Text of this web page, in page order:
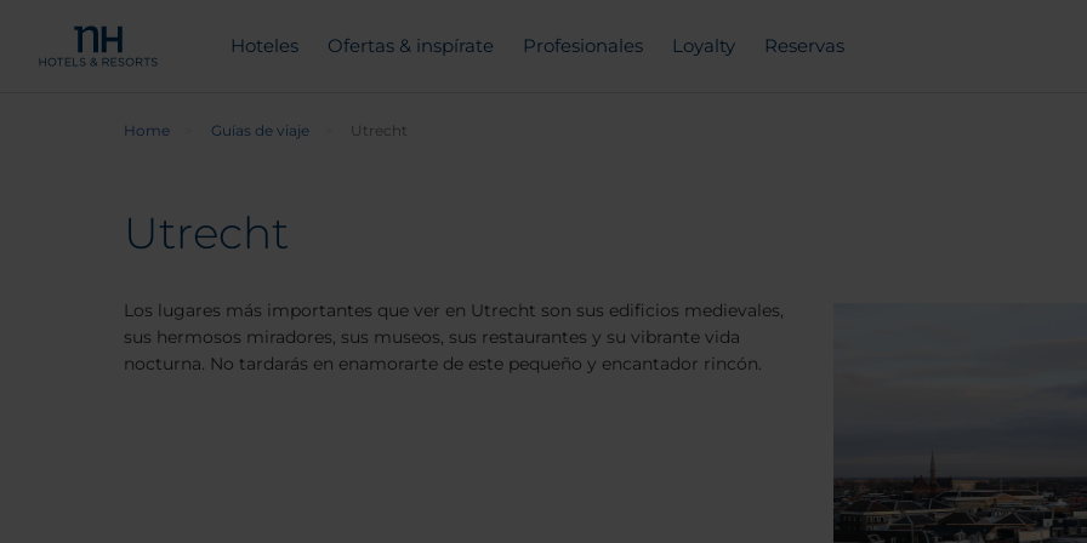
Hoteles Ofertas & inspírate Profesionales Loyalty Reservas
Home Guías de viaje Utrecht
Utrecht
Los lugares más importantes que ver en Utrecht son sus edificios medievales,
sus hermosos miradores, sus museos, sus restaurantes y su vibrante vida
nocturna. No tardarás en enamorarte de este pequeño y encantador rincón.